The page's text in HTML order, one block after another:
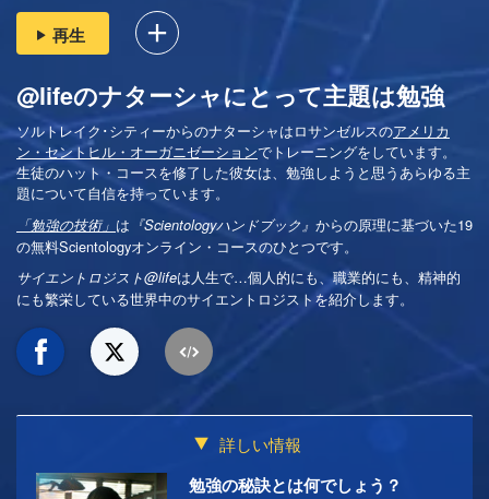
再生
@lifeのナターシャにとって主題は勉強
ソルトレイク･シティーからのナターシャはロサンゼルスのアメリカ
ン・セントヒル・オーガニゼーションでトレーニングをしています。
生徒のハット・コースを修了した彼女は、勉強しようと思うあらゆる主
題について自信を持っています。
「勉強の技術」 は 『Scientologyハンドブック』 からの原理に基づいた19
の無料Scientologyオンライン・コースのひとつです。
サイエントロジスト@lifeは人生で…個人的にも、職業的にも、精神的
にも繁栄している世界中のサイエントロジストを紹介します。
詳しい情報
勉強の秘訣とは何でしょう？